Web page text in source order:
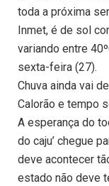
toda a próxima
Inmet, é de sol
variando entre
sexta-feira (27).
Chuva ainda vai
Calorão e tempo
A esperança do
do caju’ chegue
deve acontecer
estado não deve